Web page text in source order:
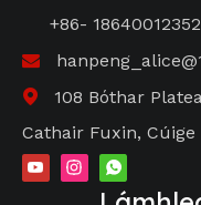
+86- 18640012352


108 Bóthar
Cathair Fuxin, Cúige